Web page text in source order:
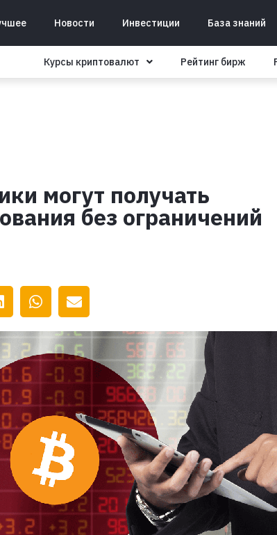
Новости Инвестиции База знаний
Курсы криптовалют Рейтинг бирж
могут получать
без ограничений